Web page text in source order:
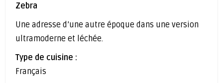
Zebra
Une adresse d’une autre époque dans une version
ultramoderne et léchée.
Type de cuisine :
Français